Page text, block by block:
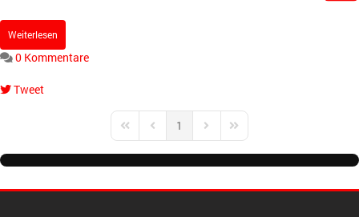
Weiterlesen
0 Kommentare
Tweet
First PagePrevious Page
1 Next PageLast Page